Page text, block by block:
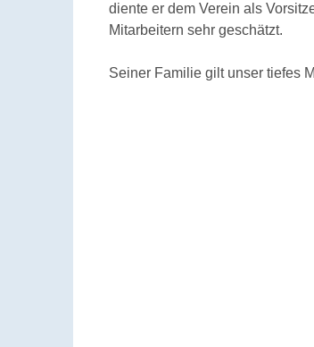
diente er dem Verein als
Mitarbeitern sehr geschätzt.
Seiner Familie gilt unser tiefes